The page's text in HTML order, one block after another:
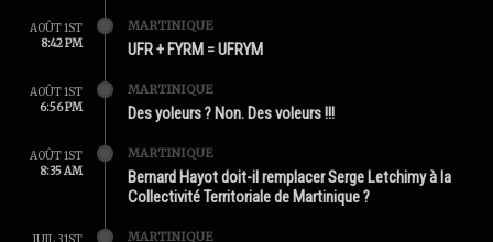
AOÛT 1ST
8:42 PM
MARTINIQUE
UFR + FYRM = UFRYM
AOÛT 1ST
6:56 PM
MARTINIQUE
Des yoleurs ? Non. Des voleurs !!!
AOÛT 1ST
8:35 AM
MARTINIQUE
Bernard Hayot doit-il remplacer Serge Letchimy à la
Collectivité Territoriale de Martinique ?
MARTINIQUE